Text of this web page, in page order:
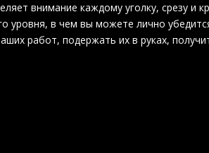
внимание каждому уголку, срезу и
уровня, в чем вы можете лично
работ, подержать их в руках,